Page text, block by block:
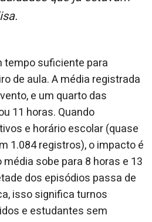
tempo suficiente para
de aula. A média registrada
e um quarto das
11 horas. Quando
e horário escolar (quase
1.084 registros), o impacto é
sobe para 8 horas e 13
dos episódios passa de
isso significa turnos
e estudantes sem